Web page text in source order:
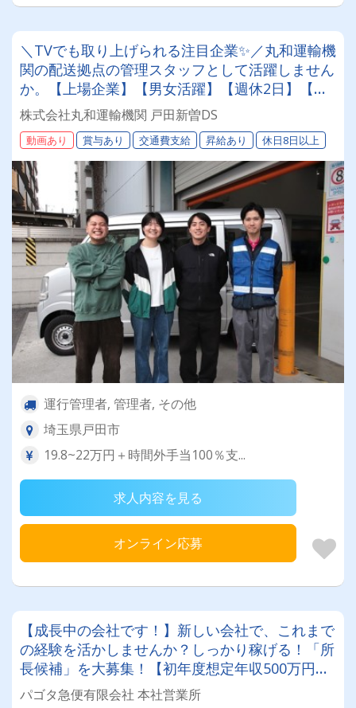
＼TVでも取り上げられる注目企業✨／丸和運輸機
関の配送拠点の管理スタッフとして活躍しません
か。【上場企業】【男女活躍】【週休2日】【待
遇面充実】安定した環境＆収入をお約束《賞与年
2回》《退職金あり》《平均月収25万円》
株式会社丸和運輸機関 戸田新曽DS
動画あり 賞与あり 交通費支給 昇給あり 休日8日以上
運行管理者, 管理者, その他
埼玉県戸田市
19.8~22万円＋時間外手当100％支...
求人内容を見る
オンライン応募
【成長中の会社です！】新しい会社で、これまで
の経験を活かしませんか？しっかり稼げる！「所
長候補」を大募集！【初年度想定年収500万円★
運行管理者資格必須！】
パゴタ急便有限会社 本社営業所